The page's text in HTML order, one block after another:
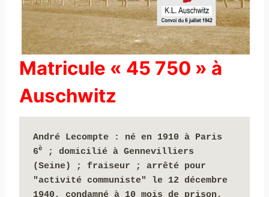
Matricule « 45 750 » à
Auschwitz
André Lecompte
: né en 1910 à Paris
6è ;
domicilié à Gennevilliers
(Seine) ; fraiseur ; arrêté pour
"activité communiste" le 12 décembre
1940, condamné à 10 mois de prison,